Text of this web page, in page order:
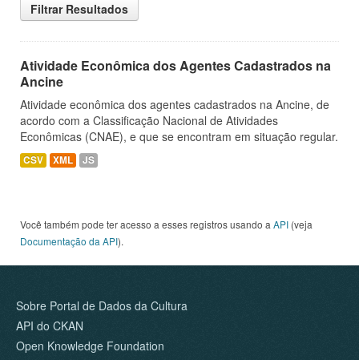
Filtrar Resultados
Atividade Econômica dos Agentes Cadastrados na
Ancine
Atividade econômica dos agentes cadastrados na Ancine, de
acordo com a Classificação Nacional de Atividades
Econômicas (CNAE), e que se encontram em situação regular.
CSV XML JS
Você também pode ter acesso a esses registros usando a API (veja
Documentação da API).
Sobre Portal de Dados da Cultura
API do CKAN
Open Knowledge Foundation